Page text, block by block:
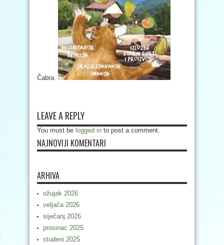
Čabra.
LEAVE A REPLY
You must be logged in to post a comment.
NAJNOVIJI KOMENTARI
ARHIVA
ožujak 2026
veljača 2026
siječanj 2026
prosinac 2025
studeni 2025